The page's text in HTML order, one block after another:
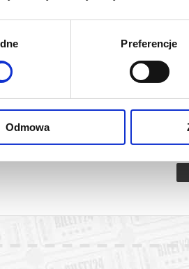
Preferencje
Odmowa
PEJZAŻ W KOLORZE SEPI DO